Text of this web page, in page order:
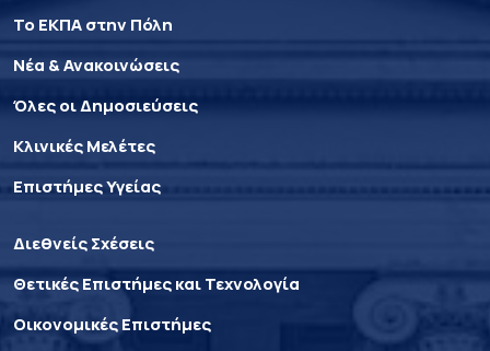
Το ΕΚΠΑ στην Πόλη
Νέα & Ανακοινώσεις
Όλες οι Δημοσιεύσεις
Κλινικές Μελέτες
Επιστήμες Υγείας
Διεθνείς Σχέσεις
Θετικές Επιστήμες και Τεχνολογία
Οικονομικές Επιστήμες